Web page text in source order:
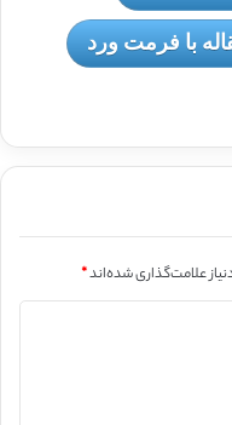
با فرمت ورد
علامت‌گذاری شده‌اند*